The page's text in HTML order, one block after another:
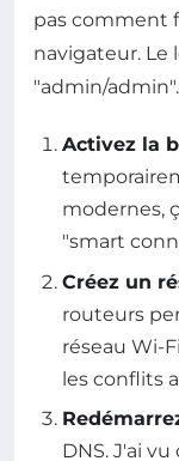
pas comment
navigateur. Le
"admin/admin".
Activez la
modernes,
"smart
Créez un
routeurs
réseau Wi-
les conflits
DNS. J'ai